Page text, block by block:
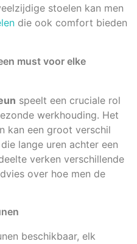
stoelen kan men
die ook comfort bieden
must voor elke
speelt een cruciale rol
werkhouding. Het
kan een groot verschil
lange uren achter een
verken verschillende
over hoe men de
beschikbaar, elk